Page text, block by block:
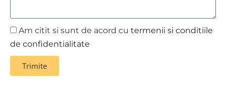
Am citit si sunt de acord cu termenii si conditiile
de confidentialitate
Trimite